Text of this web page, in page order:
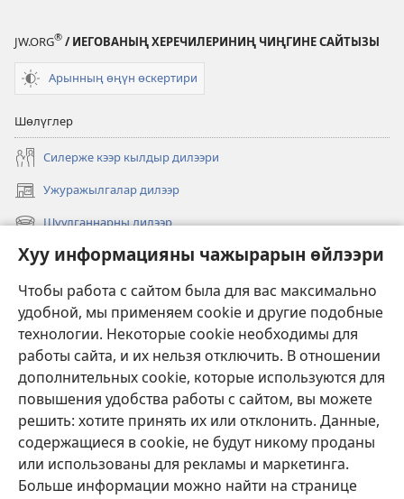
Хуу информацияны чажырарын өйлээри
Чтобы работа с сайтом была для вас максимально
удобной, мы применяем cookie и другие подобные
технологии. Некоторые cookie необходимы для
работы сайта, и их нельзя отключить. В отношении
дополнительных cookie, которые используются для
повышения удобства работы с сайтом, вы можете
решить: хотите принять их или отклонить. Данные,
содержащиеся в cookie, не будут никому проданы
или использованы для рекламы и маркетинга.
Больше информации можно найти на странице
JW.ORG® / ИЕГОВАНЫҢ ХЕРЕЧИЛЕРИНИҢ ЧИҢГИНЕ САЙТЫЗЫ
Арынның өңүн өскертири
Шөлүглер
Силерже кээр кылдыр дилээри
Ужуражылгалар дилээр
(opens
new Шуулганнарны дилээр
(opens
new
window)
Чаа
Видеолар
Дилээшкин
Өргүлдер
(opens
new
window)Таңныыл суургазының ОНЛАЙН-БИБЛИОТЕКАЗЫ
(opens
new
window)JW Hub ®
(opens
new